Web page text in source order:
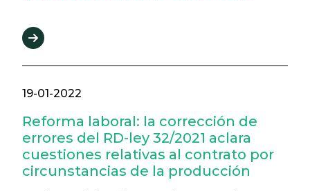
19-01-2022
Reforma laboral: la corrección de
errores del RD-ley 32/2021 aclara
cuestiones relativas al contrato por
circunstancias de la producción